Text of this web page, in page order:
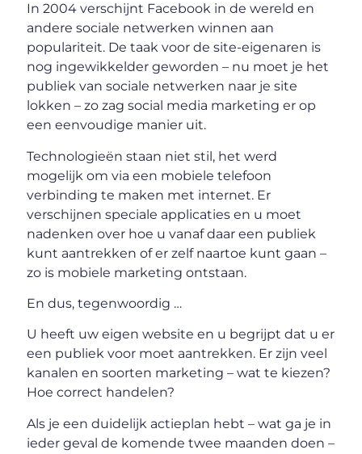
In 2004 verschijnt Facebook in de wereld en
andere sociale netwerken winnen aan
populariteit. De taak voor de site-eigenaren is
nog ingewikkelder geworden – nu moet je het
publiek van sociale netwerken naar je site
lokken – zo zag social media marketing er op
een eenvoudige manier uit.
Technologieën staan ​​niet stil, het werd
mogelijk om via een mobiele telefoon
verbinding te maken met internet. Er
verschijnen speciale applicaties en u moet
nadenken over hoe u vanaf daar een publiek
kunt aantrekken of er zelf naartoe kunt gaan –
zo is mobiele marketing ontstaan.
En dus, tegenwoordig …
U heeft uw eigen website en u begrijpt dat u er
een publiek voor moet aantrekken. Er zijn veel
kanalen en soorten marketing – wat te kiezen?
Hoe correct handelen?
Als je een duidelijk actieplan hebt – wat ga je in
ieder geval de komende twee maanden doen –